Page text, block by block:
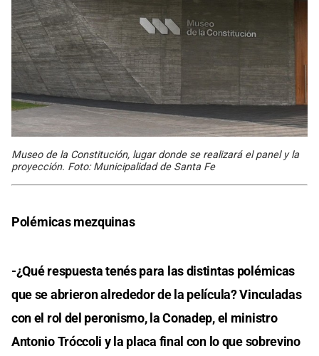
Museo de la Constitución, lugar donde se realizará el panel y la
proyección. Foto: Municipalidad de Santa Fe
Polémicas mezquinas
-¿Qué respuesta tenés para las distintas polémicas
que se abrieron alrededor de la película? Vinculadas
con el rol del peronismo, la Conadep, el ministro
Antonio Tróccoli y la placa final con lo que sobrevino